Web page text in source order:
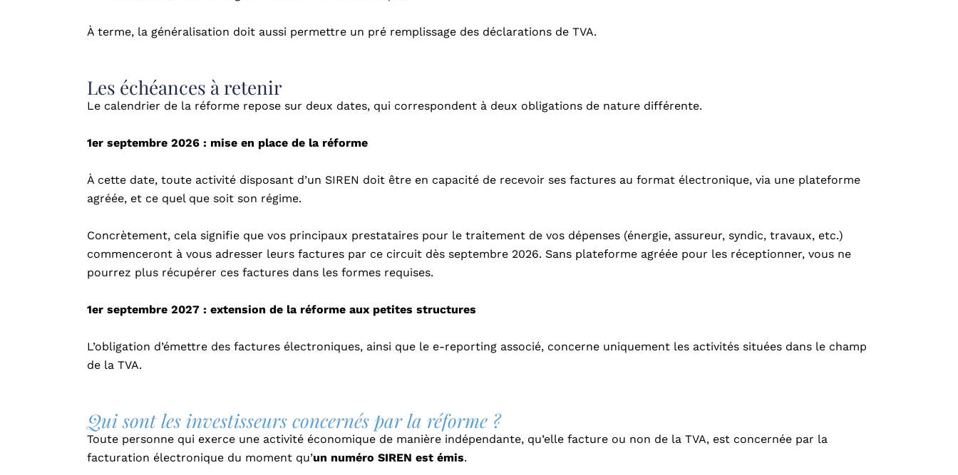
À terme, la généralisation doit aussi permettre un pré remplissage des déclarations de TVA.
Les échéances à retenir
Le calendrier de la réforme repose sur deux dates, qui correspondent à deux obligations de nature différente.
1er septembre 2026 : mise en place de la réforme
À cette date, toute activité disposant d’un SIREN doit être en capacité de recevoir ses factures au format électronique, via une plateforme
agréée, et ce quel que soit son régime.
Concrètement, cela signifie que vos principaux prestataires pour le traitement de vos dépenses (énergie, assureur, syndic, travaux, etc.)
commenceront à vous adresser leurs factures par ce circuit dès septembre 2026. Sans plateforme agréée pour les réceptionner, vous ne
pourrez plus récupérer ces factures dans les formes requises.
1er septembre 2027 : extension de la réforme aux petites structures
L’obligation d’émettre des factures électroniques, ainsi que le e-reporting associé, concerne uniquement les activités situées dans le champ
de la TVA.
Qui sont les investisseurs concernés par la réforme ?
Toute personne qui exerce une activité économique de manière indépendante, qu’elle facture ou non de la TVA, est concernée par la
facturation électronique du moment qu’un numéro SIREN est émis.